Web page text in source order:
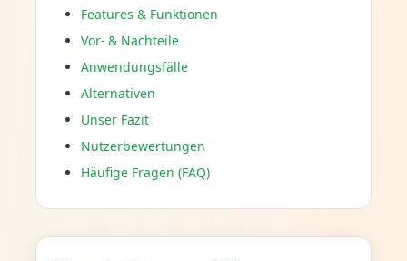
Features & Funktionen
Vor- & Nachteile
Anwendungsfälle
Alternativen
Unser Fazit
Nutzerbewertungen
Häufige Fragen (FAQ)